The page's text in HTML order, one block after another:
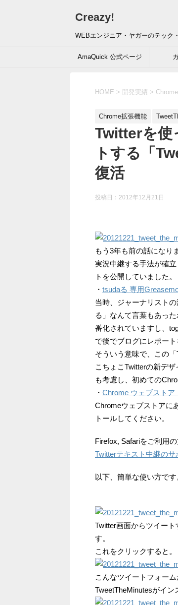
Creazy!
WEBエンジニア・ヤガーのテック
AmaQuick 公式ページ
HOME > 開発実績 >
Chrome拡張機能
Twitterを使
トする「
復活
投稿日： 2012年12月21日
もう3年も前の話になり
実況中継する手法が確
トを公開していました。
・ tsudaる 専用
当時、ジャーナリスト
る」なんて言葉もあっ
番化されていますし、
で後でブログにレポー
そういう意味で、この
こちょこTwitterの新デ
も考慮し、初めての
・ Chrome ウェブストア
Chromeウェブストアに
トールしてください。
Firefox, Safariをご利用
Twitterテキスト中継の
以下、簡単な使い方です
Twitter画面からツイー
す。
これをクリックすると。
こんなツイートフォー
TweetTheMinutesがイン